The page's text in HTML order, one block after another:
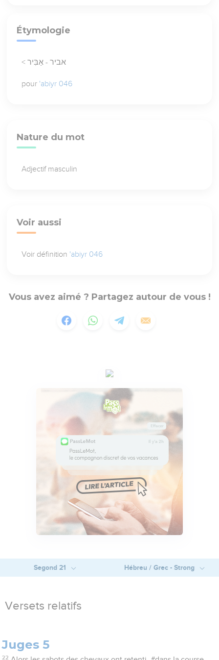
Étymologie
< אביר - אַבִּיר
pour 'abiyr 046
Nature du mot
Adjectif masculin
Voir aussi
Voir définition 'abiyr 046
Vous avez aimé ? Partagez autour de vous !
Segond 21 Hébreu / Grec - Strong
Versets relatifs
Juges 5
22